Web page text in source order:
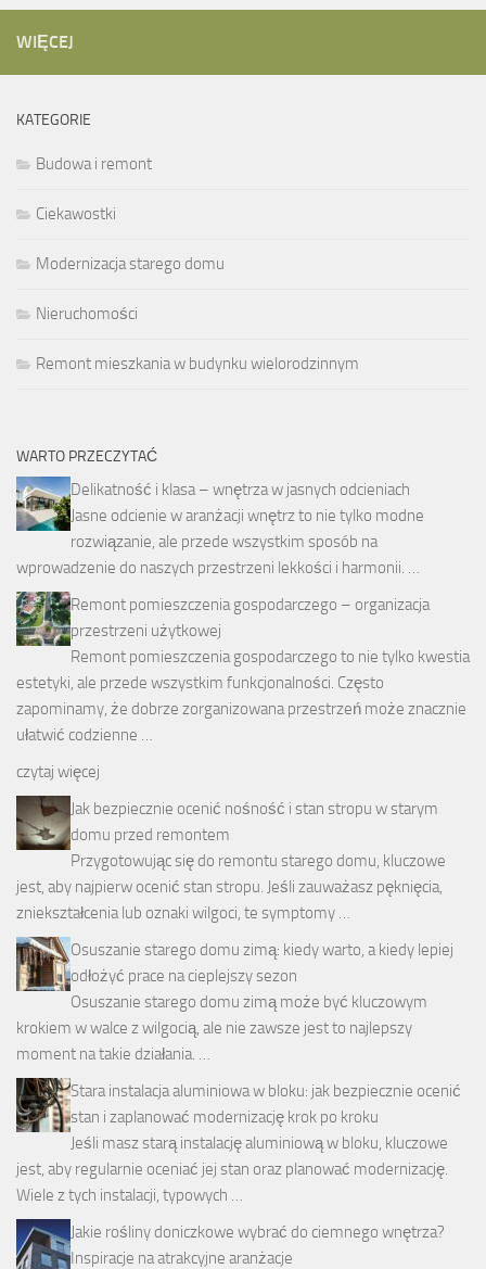
WIĘCEJ
KATEGORIE
Budowa i remont
Ciekawostki
Modernizacja starego domu
Nieruchomości
Remont mieszkania w budynku wielorodzinnym
WARTO PRZECZYTAĆ
Delikatność i klasa – wnętrza w jasnych odcieniach
Jasne odcienie w aranżacji wnętrz to nie tylko modne
rozwiązanie, ale przede wszystkim sposób na
wprowadzenie do naszych przestrzeni lekkości i harmonii. …
Remont pomieszczenia gospodarczego – organizacja
przestrzeni użytkowej
Remont pomieszczenia gospodarczego to nie tylko kwestia
estetyki, ale przede wszystkim funkcjonalności. Często
zapominamy, że dobrze zorganizowana przestrzeń może znacznie
ułatwić codzienne …
czytaj więcej
Jak bezpiecznie ocenić nośność i stan stropu w starym
domu przed remontem
Przygotowując się do remontu starego domu, kluczowe
jest, aby najpierw ocenić stan stropu. Jeśli zauważasz pęknięcia,
zniekształcenia lub oznaki wilgoci, te symptomy …
Osuszanie starego domu zimą: kiedy warto, a kiedy lepiej
odłożyć prace na cieplejszy sezon
Osuszanie starego domu zimą może być kluczowym
krokiem w walce z wilgocią, ale nie zawsze jest to najlepszy
moment na takie działania. …
Stara instalacja aluminiowa w bloku: jak bezpiecznie ocenić
stan i zaplanować modernizację krok po kroku
Jeśli masz starą instalację aluminiową w bloku, kluczowe
jest, aby regularnie oceniać jej stan oraz planować modernizację.
Wiele z tych instalacji, typowych …
Jakie rośliny doniczkowe wybrać do ciemnego wnętrza?
Inspiracje na atrakcyjne aranżacje